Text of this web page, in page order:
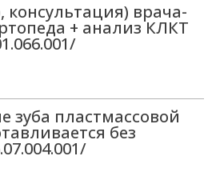
врача-
+ анализ КЛКТ
зуба пластмассовой
без